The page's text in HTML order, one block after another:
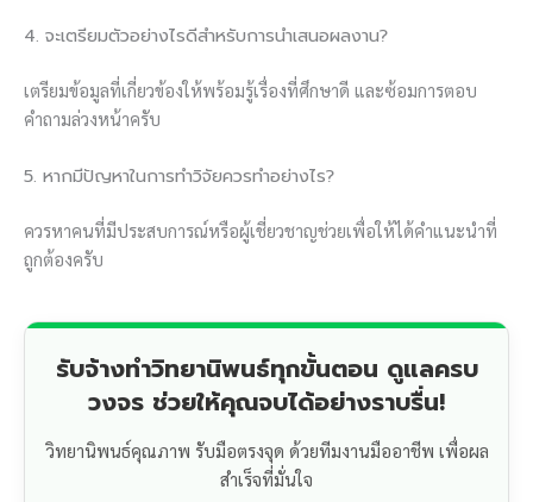
4. จะเตรียมตัวอย่างไรดีสำหรับการนำเสนอผลงาน?
เตรียมข้อมูลที่เกี่ยวข้องให้พร้อมรู้เรื่องที่ศึกษาดี และซ้อมการตอบ
คำถามล่วงหน้าครับ
5. หากมีปัญหาในการทำวิจัยควรทำอย่างไร?
ควรหาคนที่มีประสบการณ์หรือผู้เชี่ยวชาญช่วยเพื่อให้ได้คำแนะนำที่
ถูกต้องครับ
รับจ้างทำวิทยานิพนธ์ทุกขั้นตอน ดูแลครบ
วงจร ช่วยให้คุณจบได้อย่างราบรื่น!
วิทยานิพนธ์คุณภาพ รับมือตรงจุด ด้วยทีมงานมืออาชีพ เพื่อผล
สำเร็จที่มั่นใจ